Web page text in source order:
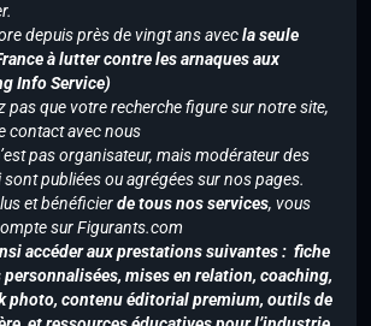
depuis près de vingt ans avecla seule
à lutter contre les arnaques aux
Info Service)
pas que votre recherche figure sur notre site,
contact avec nous
pas organisateur, mais modérateur des
publiées ou agrégées sur nos pages.
et bénéficierde tous nos services, vous
sur Figurants.com
accéder aux prestations suivantes : fiche
personnalisées, mises en relation, coaching,
photo, contenu éditorial premium, outils de